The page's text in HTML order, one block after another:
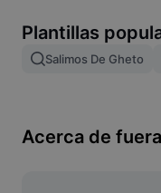
Image merge
Resize Image
Plantillas
Salimos De Gheto
Acerca de